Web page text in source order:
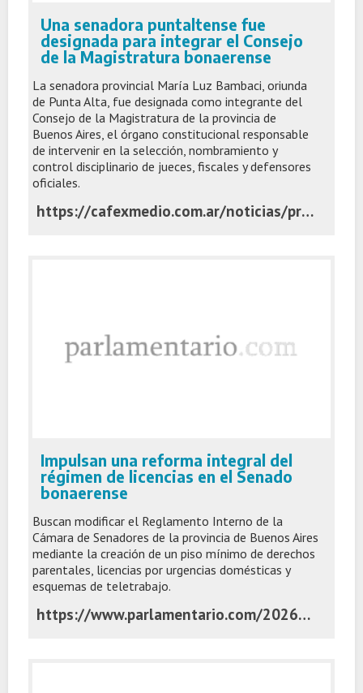
Una senadora puntaltense fue
designada para integrar el Consejo
de la Magistratura bonaerense
La senadora provincial María Luz Bambaci, oriunda
de Punta Alta, fue designada como integrante del
Consejo de la Magistratura de la provincia de
Buenos Aires, el órgano constitucional responsable
de intervenir en la selección, nombramiento y
control disciplinario de jueces, fiscales y defensores
oficiales.
https://cafexmedio.com.ar/noticias/provinciales/una-senadora-puntaltense-fue-designada-para-integrar-el-consejo-de-la-magistratura-bonaerense/
Impulsan una reforma integral del
régimen de licencias en el Senado
bonaerense
Buscan modificar el Reglamento Interno de la
Cámara de Senadores de la provincia de Buenos Aires
mediante la creación de un piso mínimo de derechos
parentales, licencias por urgencias domésticas y
esquemas de teletrabajo.
https://www.parlamentario.com/2026/07/06/impulsan-una-reforma-integral-del-regimen-de-licencias-en-el-senado-bonaerense/